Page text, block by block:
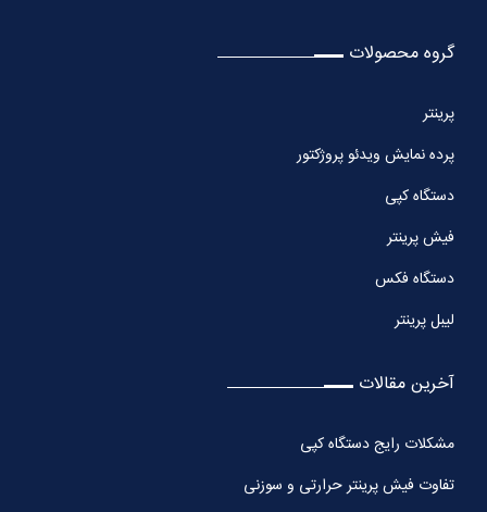
گروه محصولات
پرینتر
پرده نمایش ویدئو پروژکتور
دستگاه کپی
فیش پرینتر
دستگاه فکس
لیبل پرینتر
آخرین مقالات
مشکلات رایج دستگاه کپی
تفاوت فیش پرینتر حرارتی و سوزنی